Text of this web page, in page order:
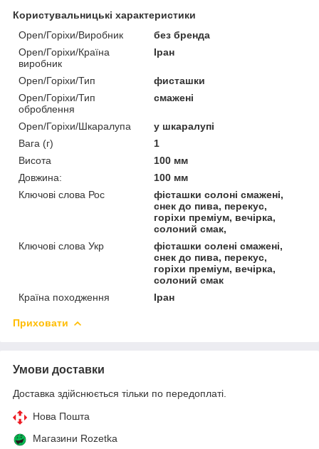
Користувальницькі характеристики
Open/Горіхи/Виробник
без бренда
Open/Горіхи/Країна
виробник
Іран
Open/Горіхи/Тип
фисташки
Open/Горіхи/Тип
оброблення
смажені
Open/Горіхи/Шкаралупа
у шкаралупі
Вага (г)
1
Висота
100 мм
Довжина:
100 мм
Ключові слова Рос
фісташки солоні смажені,
снек до пива, перекус,
горіхи преміум, вечірка,
солоний смак,
Ключові слова Укр
фісташки солені смажені,
снек до пива, перекус,
горіхи преміум, вечірка,
солоний смак
Країна походження
Іран
Приховати
Умови доставки
Доставка здійснюється тільки по передоплаті.
Нова Пошта
Магазини Rozetka